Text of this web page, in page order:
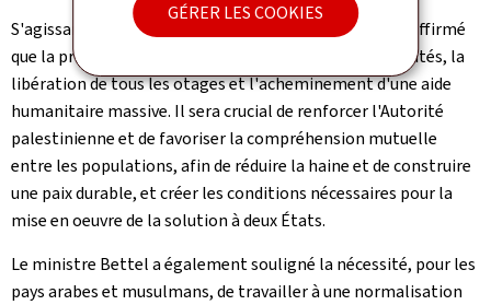
GÉRER LES COOKIES
S'agissant de la situation à Gaza, le ministre Bettel a affirmé
que la priorité reste la cessation immédiate des hostilités, la
libération de tous les otages et l'acheminement d'une aide
humanitaire massive. Il sera crucial de renforcer l'Autorité
palestinienne et de favoriser la compréhension mutuelle
entre les populations, afin de réduire la haine et de construire
une paix durable, et créer les conditions nécessaires pour la
mise en oeuvre de la solution à deux États.
Le ministre Bettel a également souligné la nécessité, pour les
pays arabes et musulmans, de travailler à une normalisation